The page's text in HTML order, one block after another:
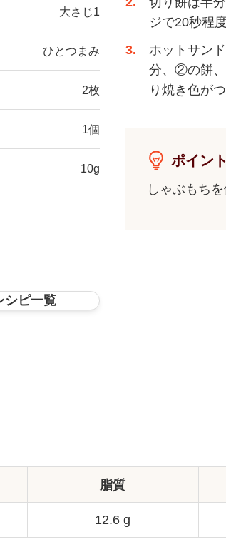
大さじ1
ひとつまみ
2枚
1個
10g
ジで20秒程
3
ホットサン
分、②の餅、
り焼き色が
ポイント
しゃぶもち
シピ一覧
脂質
12.6 g